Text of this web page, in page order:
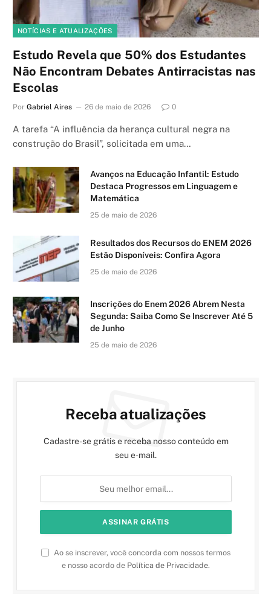
NOTÍCIAS E ATUALIZAÇÕES
Estudo Revela que 50% dos Estudantes
Não Encontram Debates Antirracistas nas
Escolas
Por Gabriel Aires 26 de maio de 2026 0
A tarefa “A influência da herança cultural negra na
construção do Brasil”, solicitada em uma…
Avanços na Educação Infantil: Estudo
Destaca Progressos em Linguagem e
Matemática
25 de maio de 2026
Resultados dos Recursos do ENEM 2026
Estão Disponíveis: Confira Agora
25 de maio de 2026
Inscrições do Enem 2026 Abrem Nesta
Segunda: Saiba Como Se Inscrever Até 5
de Junho
25 de maio de 2026
Receba atualizações
Cadastre-se grátis e receba nosso conteúdo em
seu e-mail.
Ao se inscrever, você concorda com nossos termos
e nosso acordo de Política de Privacidade.